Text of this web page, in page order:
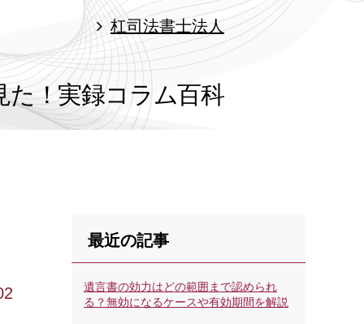
杠司法書士法人
た！実録コラム百科
最近の記事
遺言書の効力はどの範囲まで認められ
る？無効になるケースや有効期間を解説